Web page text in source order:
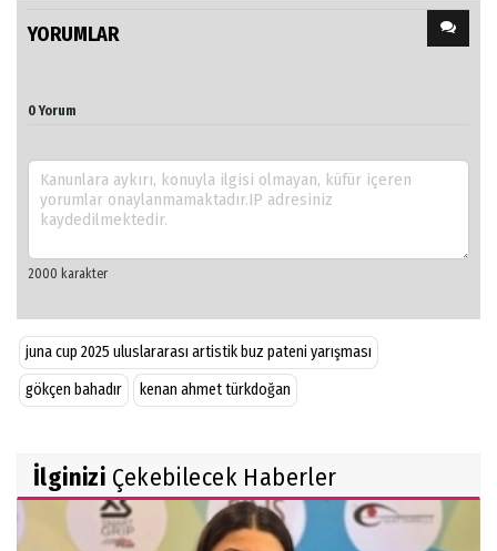
YORUMLAR
0 Yorum
juna cup 2025 uluslararası artistik buz pateni yarışması
gökçen bahadır
kenan ahmet türkdoğan
İlginizi Çekebilecek Haberler